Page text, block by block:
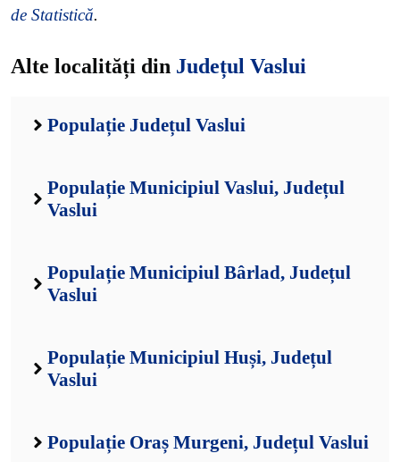
de Statistică.
Alte localități din Județul Vaslui
Populație Județul Vaslui
Populație Municipiul Vaslui, Județul
Vaslui
Populație Municipiul Bârlad, Județul
Vaslui
Populație Municipiul Huși, Județul
Vaslui
Populație Oraș Murgeni, Județul Vaslui